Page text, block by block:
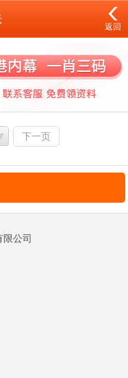
返回
下一页
公司